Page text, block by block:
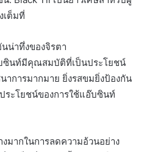
เต็มที่
น่าทึ่งของจิรตา
ซินท์มีคุณสมบัติที่เป็นประโยชน์
การมากมาย ยิ่งรสขมยิ่งป้องกัน
ระโยชน์ของการใช้แอ๊บซินท์
มากในการลดความอ้วนอย่าง